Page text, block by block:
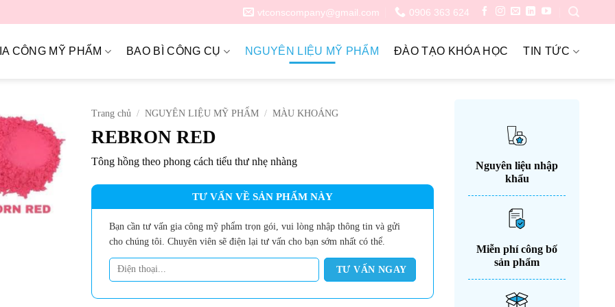
vtconscompany@gmail.com 0906 363 624
CÔNG MỸ PHẨM BAO BÌ CÔNG CỤ NGUYÊN LIỆU MỸ PHẨM ĐÀO TẠO KHÓA HỌC TIN TỨC
Trang chủ / NGUYÊN LIỆU MỸ PHẨM / MÀU KHOÁNG
REBRON RED
Tông hồng theo phong cách tiểu thư nhẹ nhàng
TƯ VẤN VỀ SẢN PHẨM NÀY
Bạn cần tư vấn gia công mỹ phẩm trọn gói, vui lòng nhập thông tin và gửi
cho chúng tôi. Chuyên viên sẽ điện lại tư vấn cho bạn sớm nhất có thể.
Nguyên liệu nhập
khẩu
Miễn phí công bố
sản phẩm